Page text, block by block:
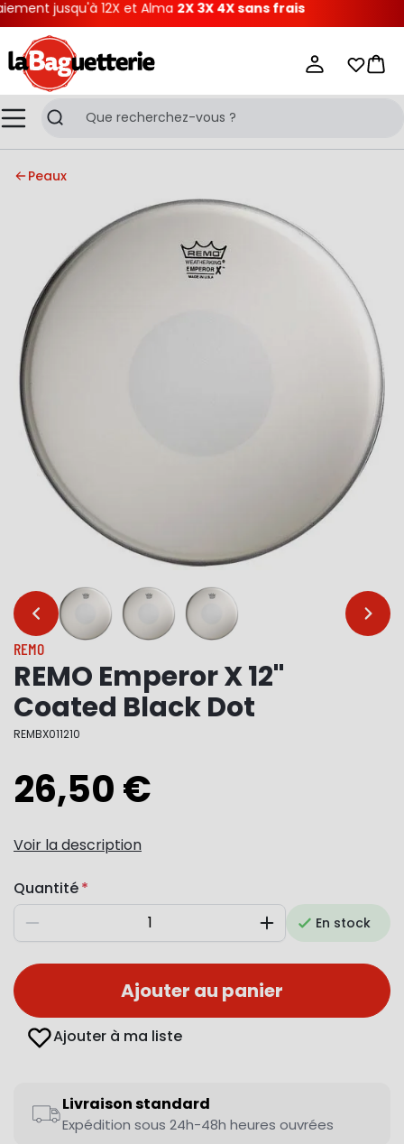
jusqu'à 12X et Alma2X 3X 4X sans frais
MenuRecherche
Mes
Peaux
… …
REMO
REMO Emperor X 12"
Coated Black Dot
REMBX011210
26,50 €
Voir la description
Quantité
Diminuer AugmenterEn stock
Ajouter au panier
Ajouter à ma liste
Livraison standard
Expédition sous 24h-48h heures ouvrées